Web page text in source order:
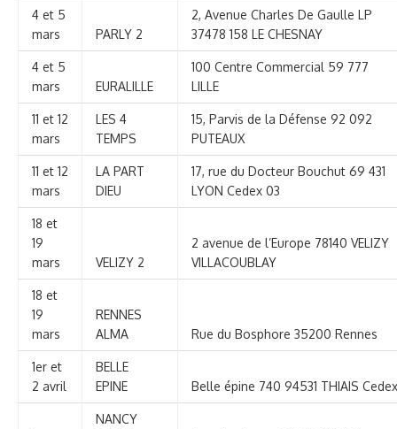
4 et 5
mars
PARLY 2
2, Avenue Charles De Gaulle LP
37478 158 LE CHESNAY
4 et 5
mars
EURALILLE
100 Centre Commercial 59 777
LILLE
11 et 12
mars
LES 4
TEMPS
15, Parvis de la Défense 92 092
PUTEAUX
11 et 12
mars
LA PART
DIEU
17, rue du Docteur Bouchut 69 431
LYON Cedex 03
18 et
19
mars
VELIZY 2
2 avenue de l’Europe 78140 VELIZY
VILLACOUBLAY
18 et
19
mars
RENNES
ALMA
Rue du Bosphore 35200 Rennes
1er et
2 avril
BELLE
EPINE
Belle épine 740 94531 THIAIS Cedex
NANCY